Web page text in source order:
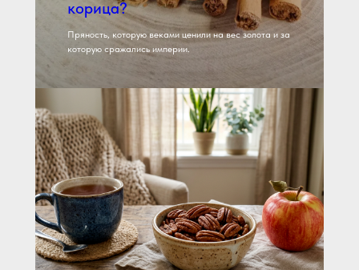
корица?
Пряность, которую веками ценили на вес золота и за
которую сражались империи.